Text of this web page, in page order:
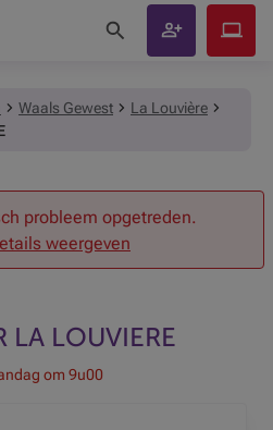
Waals Gewest
La Louvière
probleem opgetreden.
weergeven
LA LOUVIERE
om 9u00